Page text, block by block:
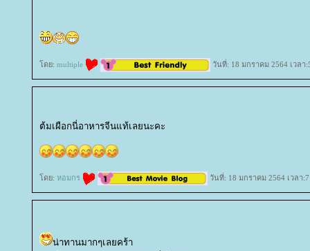
ดย: multiple วันที่: 18 มกราคม 2564 เวลา
ต้มเผือกนี่อาหารจีนแท้เลยนะคะ
ดย: หอมกร วันที่: 18 มกราคม 2564 เวลา
น่าทานมากๆเลยคร้า